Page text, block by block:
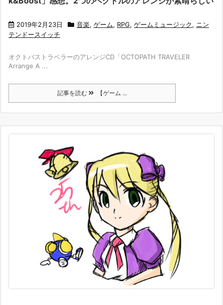
2019年2月23日 音楽, ゲーム, RPG, ゲームミュージック, ニン
テンドースイッチ
オクトパストラベラーのアレンジCD「OCTOPATH TRAVELER
Arrange A ...
記事を読む 【ゲーム ...